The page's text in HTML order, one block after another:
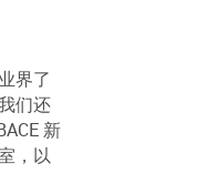
界了
们还
新
，以